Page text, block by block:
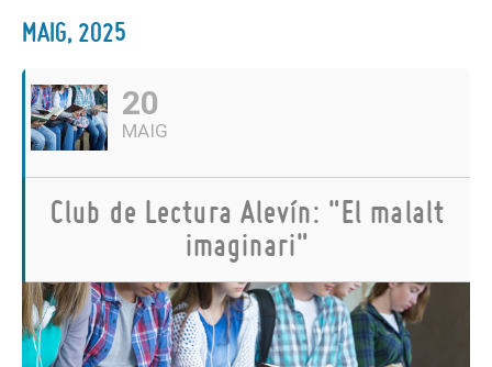
MAIG, 2025
20
MAIG
Club de Lectura Alevín: "El malalt
imaginari"